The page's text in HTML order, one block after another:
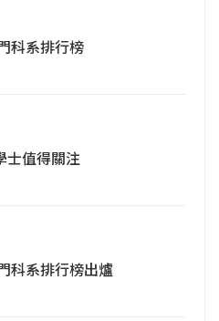
科系排行榜
士值得關注
科系排行榜出爐